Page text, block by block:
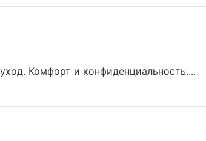
Комфорт и конфиденциальность....